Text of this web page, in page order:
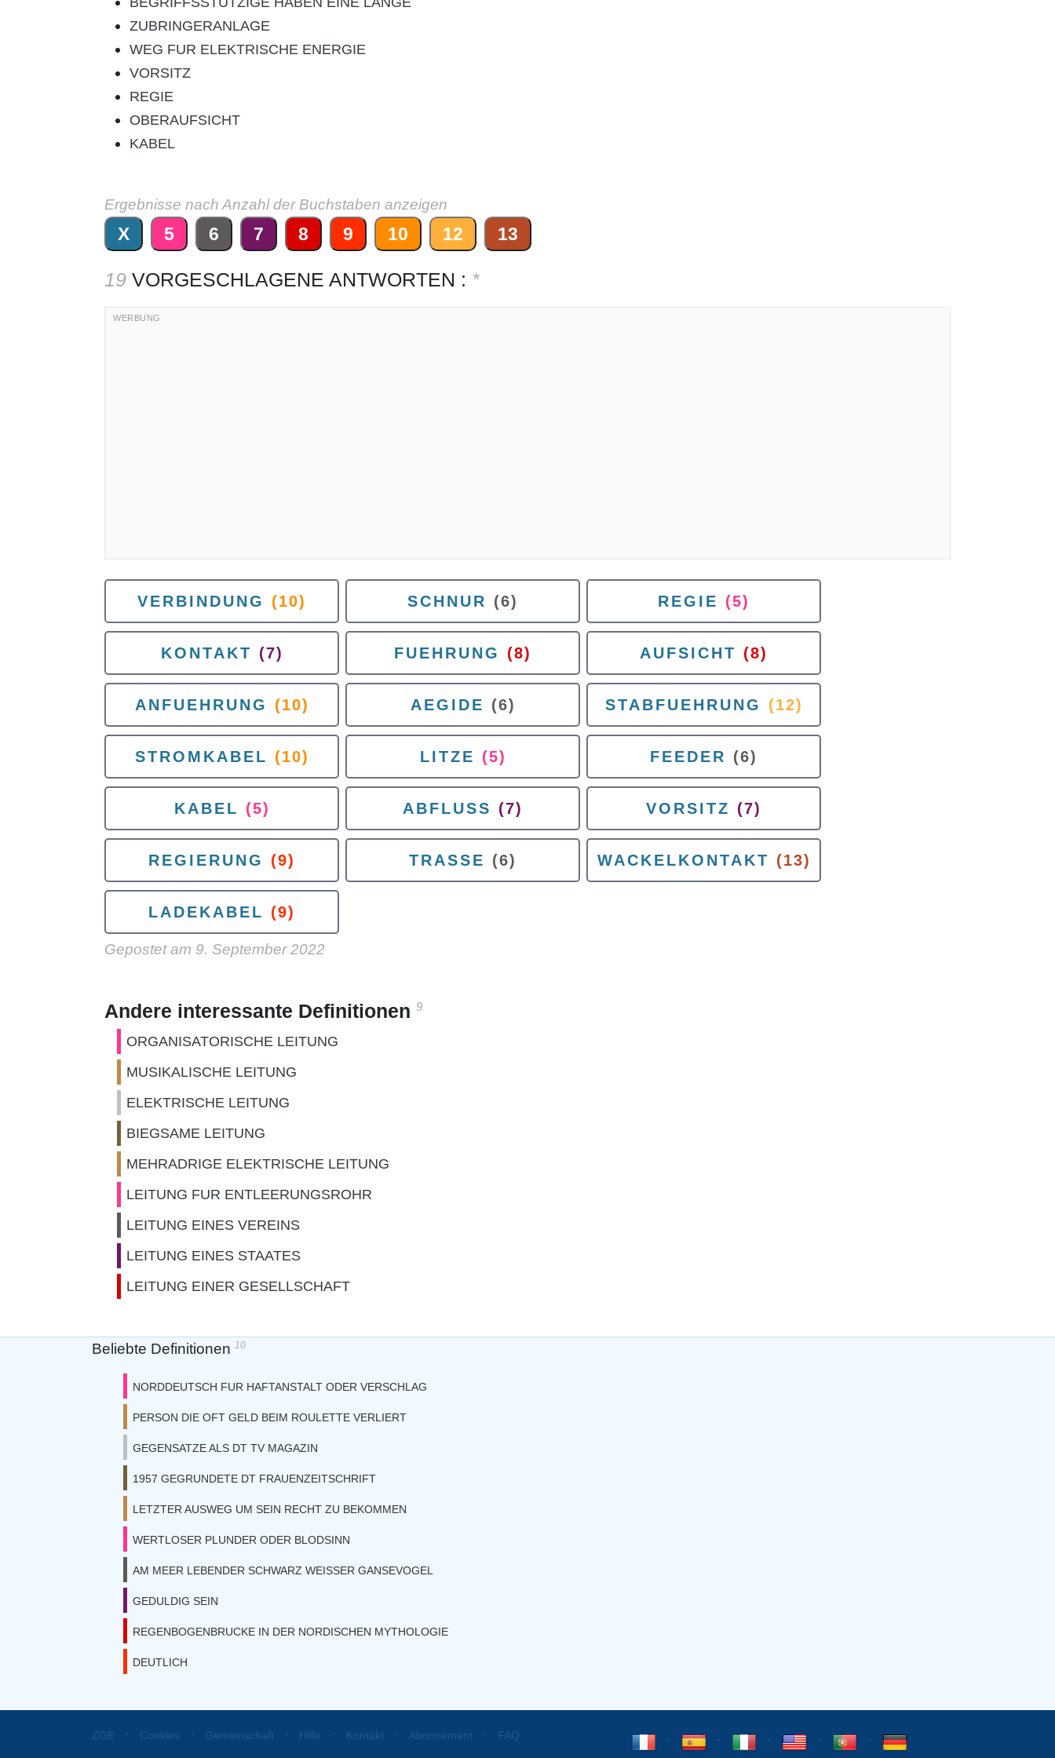
ZUBRINGERANLAGE
WEG FUR ELEKTRISCHE ENERGIE
VORSITZ
REGIE
OBERAUFSICHT
KABEL
Ergebnisse nach Anzahl der Buchstaben anzeigen
X 5 6 7 8 9 10 12 13
19 VORGESCHLAGENE ANTWORTEN : *
VERBINDUNG (10) SCHNUR (6) REGIE (5)
KONTAKT (7) FUEHRUNG (8) AUFSICHT (8)
ANFUEHRUNG (10) AEGIDE (6) STABFUEHRUNG (12)
STROMKABEL (10) LITZE (5) FEEDER (6)
KABEL (5) ABFLUSS (7) VORSITZ (7)
REGIERUNG (9) TRASSE (6) WACKELKONTAKT (13)
LADEKABEL (9)
Gepostet am 9. September 2022
Andere interessante Definitionen 9
ORGANISATORISCHE LEITUNG
MUSIKALISCHE LEITUNG
ELEKTRISCHE LEITUNG
BIEGSAME LEITUNG
MEHRADRIGE ELEKTRISCHE LEITUNG
LEITUNG FUR ENTLEERUNGSROHR
LEITUNG EINES VEREINS
LEITUNG EINES STAATES
LEITUNG EINER GESELLSCHAFT
Beliebte Definitionen 10
NORDDEUTSCH FUR HAFTANSTALT ODER VERSCHLAG
PERSON DIE OFT GELD BEIM ROULETTE VERLIERT
GEGENSATZE ALS DT TV MAGAZIN
1957 GEGRUNDETE DT FRAUENZEITSCHRIFT
LETZTER AUSWEG UM SEIN RECHT ZU BEKOMMEN
WERTLOSER PLUNDER ODER BLODSINN
AM MEER LEBENDER SCHWARZ WEISSER GANSEVOGEL
GEDULDIG SEIN
REGENBOGENBRUCKE IN DER NORDISCHEN MYTHOLOGIE
DEUTLICH
ZGE ⋅ Cookies ⋅ Gemeinschaft ⋅ Hilfe ⋅ Kontakt ⋅ Abonnement ⋅ FAQ ⋅ ⋅ ⋅ ⋅ ⋅